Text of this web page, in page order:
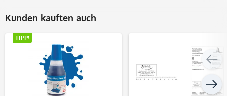
Kunden kauften auch
TIPP!